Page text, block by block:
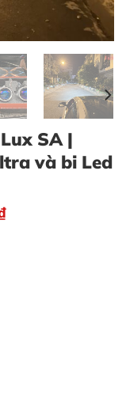
SA |
và bi Led
Giá